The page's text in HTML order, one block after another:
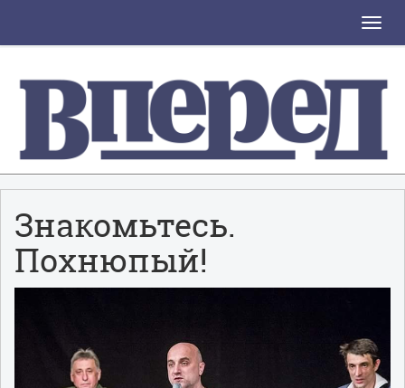
Toggle
Знакомьтесь.
Похнюпый!